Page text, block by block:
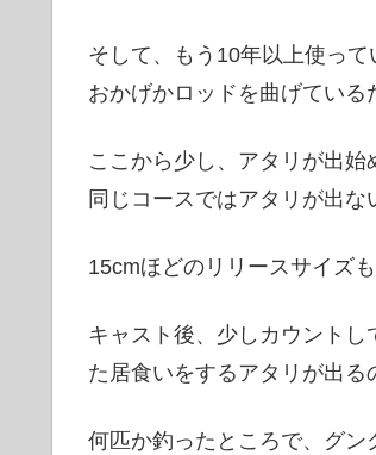
そして、もう10年以上使っ
おかげかロッドを曲げている
ここから少し、アタリが出始
同じコースではアタリが出な
15cmほどのリリースサイズ
キャスト後、少しカウント
た居食いをするアタリが出る
何匹か釣ったところで、グン